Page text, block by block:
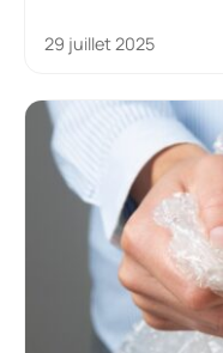
29 juillet 2025